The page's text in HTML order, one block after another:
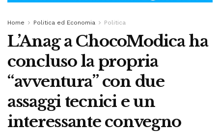
Home Politica ed Economia Politica
L’Anag a ChocoModica ha
concluso la propria
“avventura” con due
assaggi tecnici e un
interessante convegno